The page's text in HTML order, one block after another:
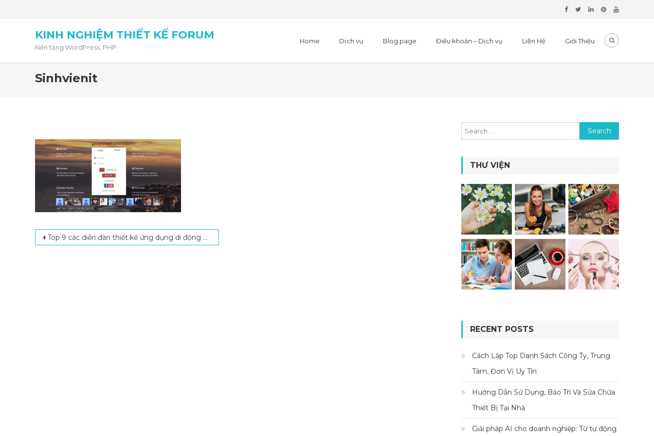
KINH NGHIỆM THIẾT KẾ FORUM
Nền tảng WordPress, PHP
Home Dịch vụ Blog page Điều khoản – Dịch vụ Liên Hệ Giới Thiệu
Sinhvienit
Post navigation
Top 9 các diễn đàn thiết kế ứng dụng di động dân IT nên biết
Search for:
THƯ VIỆN
RECENT POSTS
Cách Lập Top Danh Sách Công Ty, Trung
Tâm, Đơn Vị Uy Tín
Hướng Dẫn Sử Dụng, Bảo Trì Và Sửa Chữa
Thiết Bị Tại Nhà
Giải pháp AI cho doanh nghiệp: Từ tự động